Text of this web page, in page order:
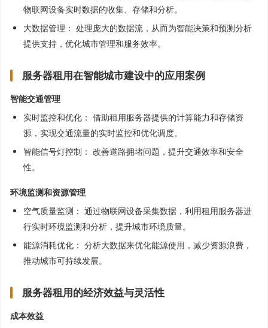
物联网设备实时数据的收集、存储和分析。
大数据管理： 处理庞大的数据流，从而为智能决策和预测分析
提供支持，优化城市管理和服务效率。
服务器租用在智能城市建设中的应用案例
智能交通管理
实时监控和优化： 借助租用服务器提供的计算能力和存储资
源，实现交通流量的实时监控和优化调度。
智能信号灯控制： 改善道路拥堵问题，提升交通效率和安全
性。
环境监测和资源管理
空气质量监测： 通过物联网设备采集数据，利用租用服务器进
行实时环境监测和分析，提升城市环境质量。
能源消耗优化： 分析大数据来优化能源使用，减少资源浪费，
推动城市可持续发展。
服务器租用的经济效益与灵活性
成本效益